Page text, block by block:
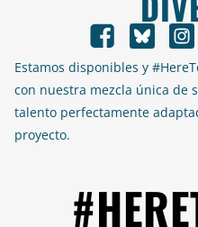
Estamos disponibles y
con nuestra mezcla única de
talento perfectamente
proyecto.